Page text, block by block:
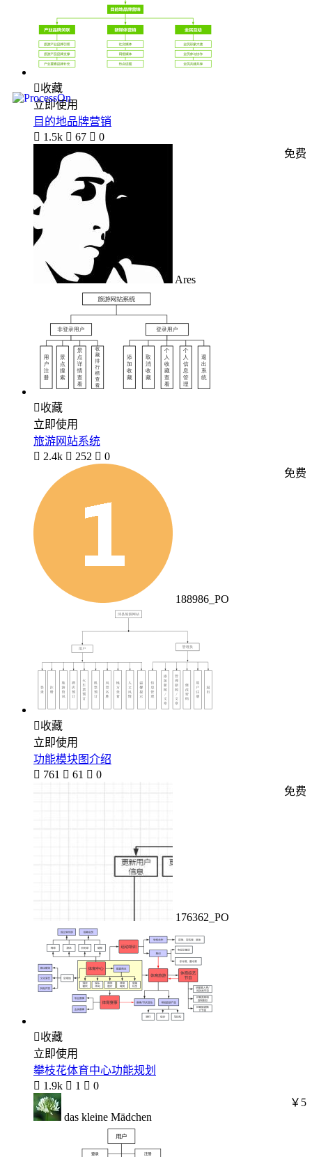
收藏
立即使用
目的地品牌营销
 1.5k  67  0
Ares
免费
收藏
立即使用
旅游网站系统
 2.4k  252  0
188986_PO
免费
收藏
立即使用
功能模块图介绍
 761  61  0
176362_PO
免费
收藏
立即使用
攀枝花体育中心功能规划
 1.9k  1  0
das kleine Mädchen
￥5